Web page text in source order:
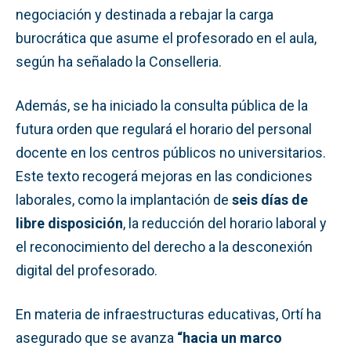
negociación y destinada a rebajar la carga
burocrática que asume el profesorado en el aula,
según ha señalado la Conselleria.
Además, se ha iniciado la consulta pública de la
futura orden que regulará el horario del personal
docente en los centros públicos no universitarios.
Este texto recogerá mejoras en las condiciones
laborales, como la implantación de seis días de
libre disposición, la reducción del horario laboral y
el reconocimiento del derecho a la desconexión
digital del profesorado.
En materia de infraestructuras educativas, Ortí ha
asegurado que se avanza “hacia un marco